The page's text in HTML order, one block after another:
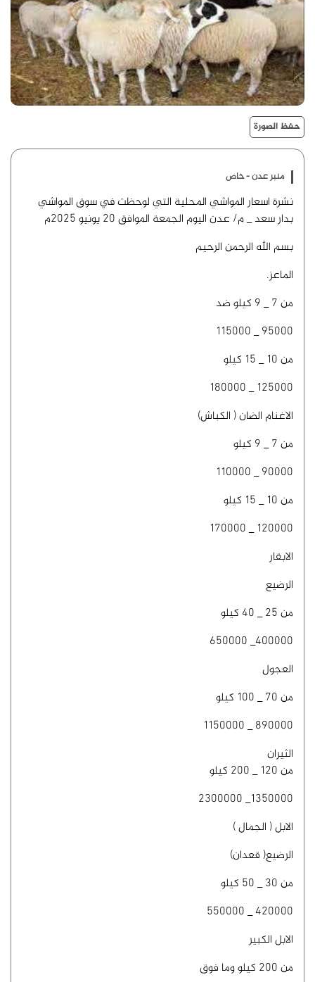
حفظ الصورة
منبر عدن - خاص
نشرة اسعار المواشي المحلية التي لوحظت في سوق المواشي
بدار سعد _ م/ عدن اليوم الجمعة الموافق 20 يونيو 2025م
بسم الله الرحمن الرحيم
الماعز.
من 7 _ 9 كيلو ضد
95000 _ 115000
من 10 _ 15 كيلو
125000 _ 180000
الاغنام الضان ( الكباش)
من 7 _ 9 كيلو
90000 _ 110000
من 10 _ 15 كيلو
120000 _ 170000
الابقار
الرضيع
من 25 _ 40 كيلو
400000_ 650000
العجول
من 70 _ 100 كيلو
890000 _ 1150000
الثيران
من 120 _ 200 كيلو
1350000_ 2300000
الابل ( الجمال )
الرضيع( قعدان)
من 30 _ 50 كيلو
420000 _ 550000
الابل الكبير
من 200 كيلو وما فوق